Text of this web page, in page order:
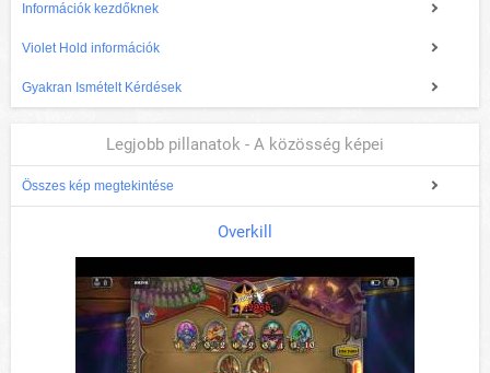
Információk kezdőknek
Violet Hold információk
Gyakran Ismételt Kérdések
Legjobb pillanatok - A közösség képei
Összes kép megtekintése
Overkill